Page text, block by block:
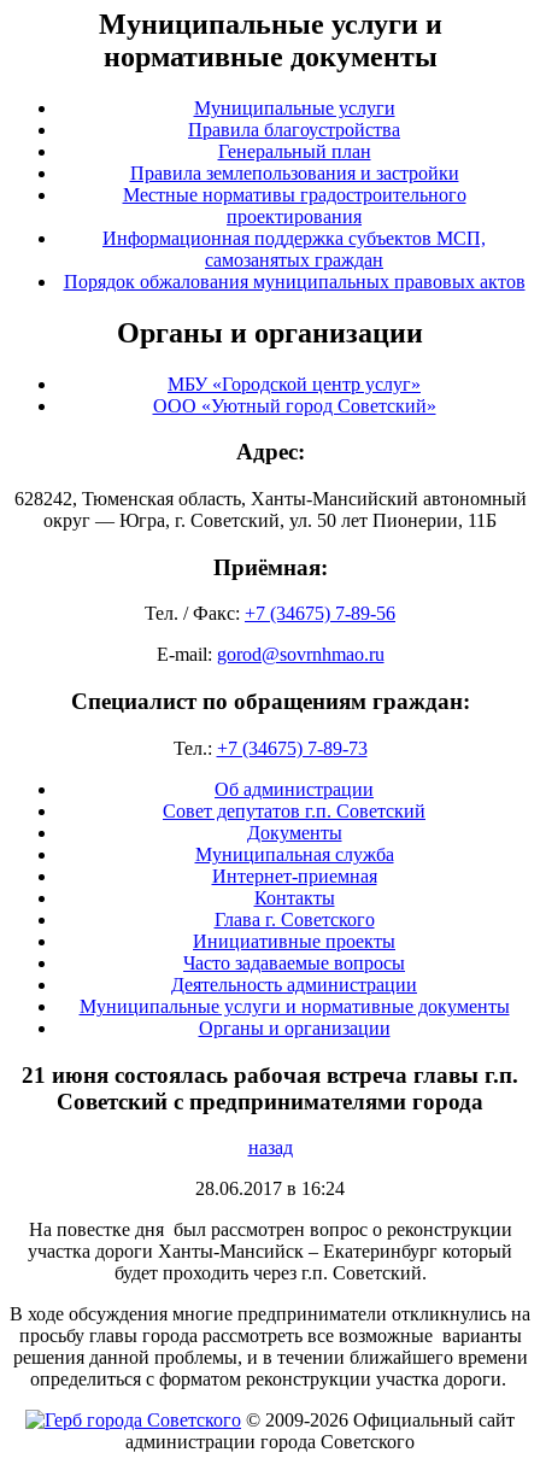
Муниципальные услуги и
нормативные документы
Муниципальные услуги
Правила благоустройства
Генеральный план
Правила землепользования и застройки
Местные нормативы градостроительного
проектирования
Информационная поддержка субъектов МСП,
самозанятых граждан
Порядок обжалования муниципальных правовых актов
Органы и организации
МБУ «Городской центр услуг»
ООО «Уютный город Советский»
Адрес:
628242, Тюменская область, Ханты-Мансийский автономный
округ — Югра, г. Советский, ул. 50 лет Пионерии, 11Б
Приёмная:
Тел. / Факс: +7 (34675) 7-89-56
E-mail: gorod@sovrnhmao.ru
Специалист по обращениям граждан:
Тел.: +7 (34675) 7-89-73
Об администрации
Совет депутатов г.п. Советский
Документы
Муниципальная служба
Интернет-приемная
Контакты
Глава г. Советского
Инициативные проекты
Часто задаваемые вопросы
Деятельность администрации
Муниципальные услуги и нормативные документы
Органы и организации
21 июня состоялась рабочая встреча главы г.п.
Советский с предпринимателями города
назад
28.06.2017 в 16:24
На повестке дня был рассмотрен вопрос о реконструкции
участка дороги Ханты-Мансийск – Екатеринбург который
будет проходить через г.п. Советский.
В ходе обсуждения многие предприниматели откликнулись на
просьбу главы города рассмотреть все возможные варианты
решения данной проблемы, и в течении ближайшего времени
определиться с форматом реконструкции участка дороги.
© 2009-2026 Официальный сайт
администрации города Советского